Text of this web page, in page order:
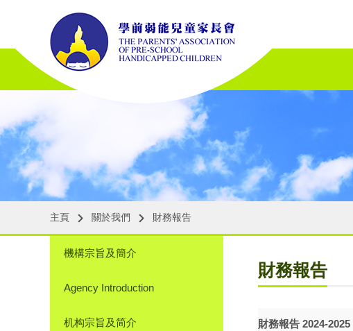
主頁 關於我們 財務報告
機構宗旨及簡介
Agency Introduction
机构宗旨及简介
財務報告
財務報告 2024-2025